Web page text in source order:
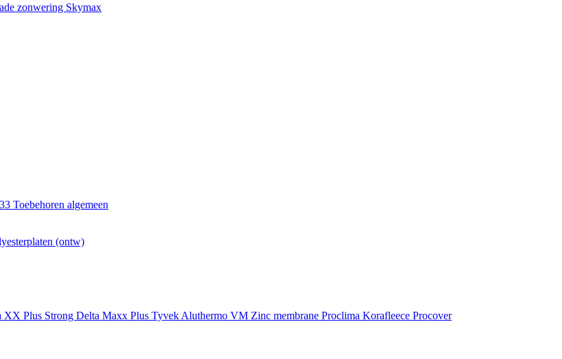
zonwering Skymax
Toebehoren algemeen
(ontw)
XX Plus Strong Delta Maxx Plus Tyvek Aluthermo VM Zinc membrane Proclima Korafleece Procover